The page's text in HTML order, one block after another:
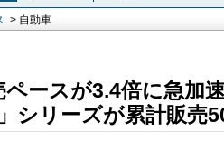
> 自動車
ースが3.4倍に急加
シリーズが累計販売